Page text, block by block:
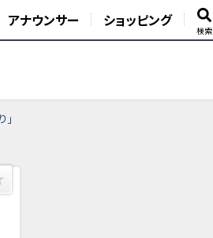
アナウンサー ショッピング
検索